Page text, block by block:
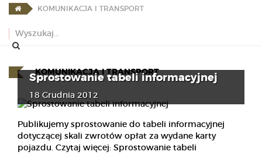
KOMUNIKACJA I TRANSPORT
KOMUNIKACJA I TRANSPORT
Sprostowanie tabeli informacyjnej
18 Grudnia 2012
Publikujemy sprostowanie do tabeli informacyjnej
dotyczącej skali zwrotów opłat za wydane karty
pojazdu. Czytaj więcej: Sprostowanie tabeli